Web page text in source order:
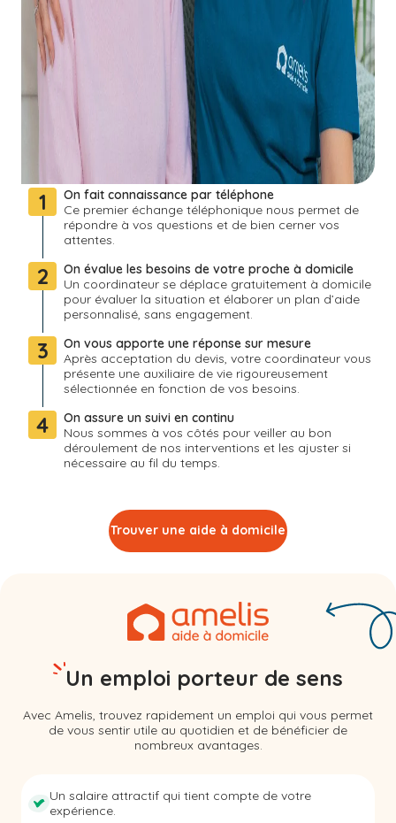
1
On fait connaissance par téléphone
Ce premier échange téléphonique nous permet de
répondre à vos questions et de bien cerner vos
attentes.
2
On évalue les besoins de votre proche à domicile
Un coordinateur se déplace gratuitement à domicile
pour évaluer la situation et élaborer un plan d’aide
personnalisé, sans engagement.
3
On vous apporte une réponse sur mesure
Après acceptation du devis, votre coordinateur vous
présente une auxiliaire de vie rigoureusement
sélectionnée en fonction de vos besoins.
4
On assure un suivi en continu
Nous sommes à vos côtés pour veiller au bon
déroulement de nos interventions et les ajuster si
nécessaire au fil du temps.
Trouver une aide à domicile
Un emploi porteur de sens
Avec Amelis, trouvez rapidement un emploi qui vous permet
de vous sentir utile au quotidien et de bénéficier de
nombreux avantages.
Un salaire attractif qui tient compte de votre
expérience.